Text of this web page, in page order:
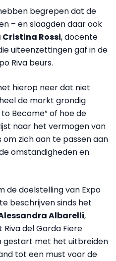
begrepen dat de
– en slaagden daar ook
Rossi, docente
uiteenzettingen gaf in de
Riva beurs.
hierop neer dat niet
de markt grondig
Become” of hoe de
naar het vermogen van
om zich aan te passen aan
omstandigheden en
de doelstelling van Expo
beschrijven sinds het
Albarelli,
del Garda Fiere
gestart met het uitbreiden
tot een must voor de